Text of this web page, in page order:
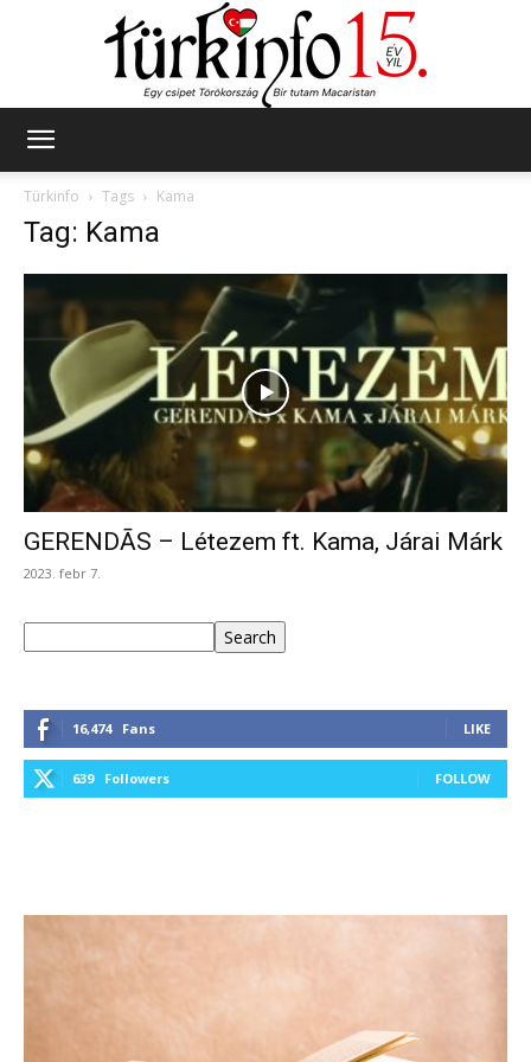
Türkinfo
Tags Kama
Tag: Kama
GERENDĀS – Létezem ft. Kama, Járai Márk
2023. febr 7.
Search
16,474 Fans LIKE
639 Followers FOLLOW